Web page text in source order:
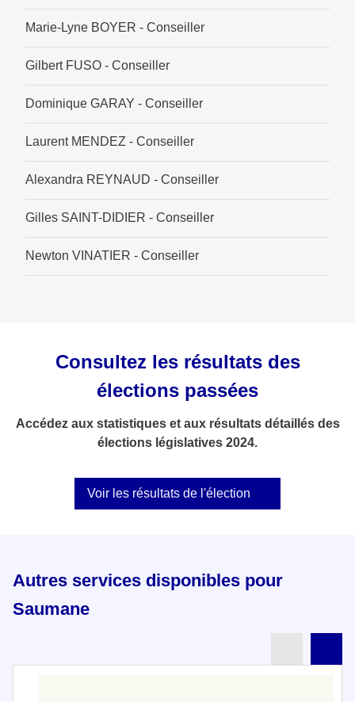
Marie-Lyne BOYER - Conseiller
Gilbert FUSO - Conseiller
Dominique GARAY - Conseiller
Laurent MENDEZ - Conseiller
Alexandra REYNAUD - Conseiller
Gilles SAINT-DIDIER - Conseiller
Newton VINATIER - Conseiller
Consultez les résultats des
élections passées
Accédez aux statistiques et aux résultats détaillés des
élections législatives 2024.
Voir les résultats de l'élection
Autres services disponibles pour
Saumane